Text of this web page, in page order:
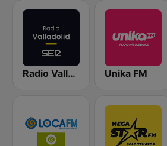
Radio Valladolid SER Unika FM